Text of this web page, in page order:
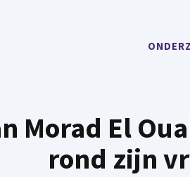
Morad El
rond zijn